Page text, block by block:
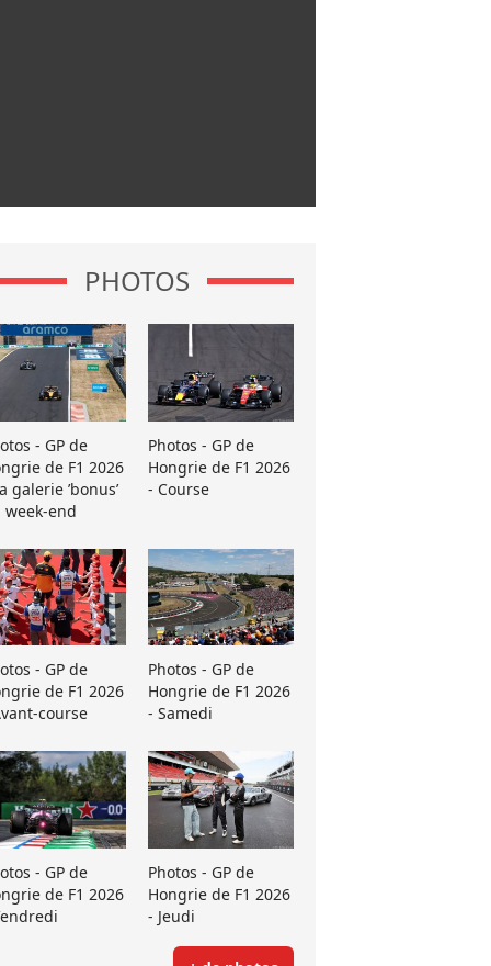
PHOTOS
- GP de
de F1 2026
galerie ’bonus’
week-end
Photos - GP de
Hongrie de F1 2026
- Course
- GP de
de F1 2026
course
Photos - GP de
Hongrie de F1 2026
- Samedi
- GP de
de F1 2026
Photos - GP de
Hongrie de F1 2026
- Jeudi